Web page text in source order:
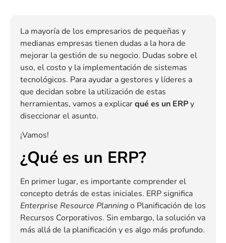
La mayoría de los empresarios de pequeñas y
medianas empresas tienen dudas a la hora de
mejorar la gestión de su negocio. Dudas sobre el
uso, el costo y la implementación de sistemas
tecnológicos. Para ayudar a gestores y líderes a
que decidan sobre la utilización de estas
herramientas, vamos a explicarqué es un ERPy
diseccionar el asunto.
¡Vamos!
¿Qué es un ERP?
En primer lugar, es importante comprender el
concepto detrás de estas iniciales. ERP significa
Enterprise Resource Planningo Planificación de los
Recursos Corporativos. Sin embargo, la solución va
más allá de la planificación y es algo más profundo.